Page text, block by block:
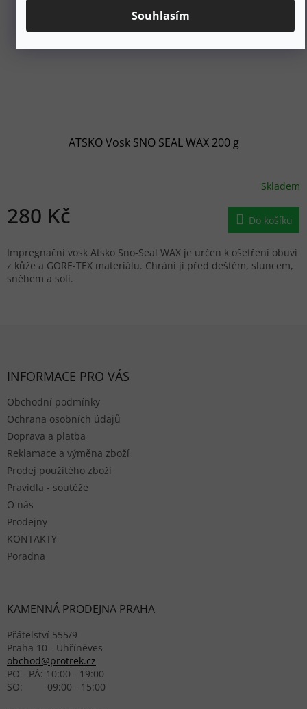
Souhlasím
ATSKO Vosk SNO SEAL WAX 200 g
Skladem
280 Kč Do košíku
Impregnační vosk Atsko Sno-Seal WAX je určen k ošetření obuvi
z kůže a GORE-TEX materiálu. Chrání ji před deštěm, sluncem,
sněhem a solí.
INFORMACE PRO VÁS
Obchodní podmínky
Ochrana osobních údajů
Doprava a platba
Reklamace a výměna zboží
Prodej použitého zboží
Pravidla - soutěže
O nás
Prodejny
KONTAKTY
Poradna
KAMENNÁ PRODEJNA PRAHA
Přátelství 555/9
Praha 10 - Uhříněves
obchod@protrek.cz
PO - PÁ: 10:00 - 19:00
SO: 09:00 - 15:00